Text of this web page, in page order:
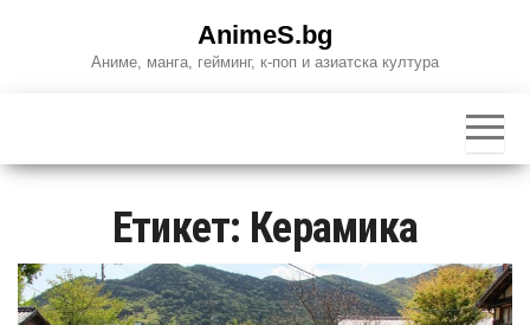
AnimeS.bg
Аниме, манга, гейминг, к-поп и азиатска култура
Етикет: Керамика